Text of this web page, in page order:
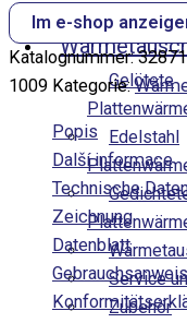
CNC-
Gelötete
Edelstahl
Service
Zubehör
Im e-shop
Katalognummer:
1009 Kategorie:
Popis
Další informace
Technische
Zeichnung
Datenblatt